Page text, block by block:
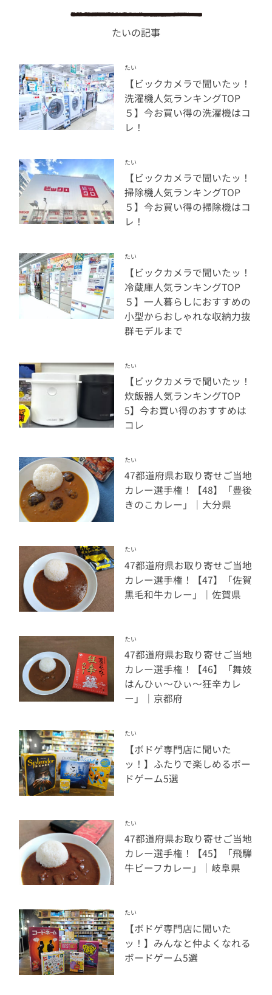
たいの記事
たい
【ビックカメラで聞いたッ！
洗濯機人気ランキングTOP
５】今お買い得の洗濯機はコ
レ！
たい
【ビックカメラで聞いたッ！
掃除機人気ランキングTOP
５】今お買い得の掃除機はコ
レ！
たい
【ビックカメラで聞いたッ！
冷蔵庫人気ランキングTOP
５】一人暮らしにおすすめの
小型からおしゃれな収納力抜
群モデルまで
たい
【ビックカメラで聞いたッ！
炊飯器人気ランキングTOP
5】今お買い得のおすすめは
コレ
たい
47都道府県お取り寄せご当地
カレー選手権！【48】「豊後
きのこカレー」｜大分県
たい
47都道府県お取り寄せご当地
カレー選手権！【47】「佐賀
黒毛和牛カレー」｜佐賀県
たい
47都道府県お取り寄せご当地
カレー選手権！【46】「舞妓
はんひぃ～ひぃ～狂辛カレ
ー」｜京都府
たい
【ボドゲ専門店に聞いた
ッ！】ふたりで楽しめるボー
ドゲーム5選
たい
47都道府県お取り寄せご当地
カレー選手権！【45】「飛騨
牛ビーフカレー」｜岐阜県
たい
【ボドゲ専門店に聞いた
ッ！】みんなと仲よくなれる
ボードゲーム5選